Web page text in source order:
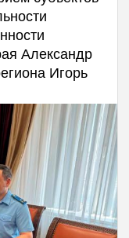
Александр
Игорь